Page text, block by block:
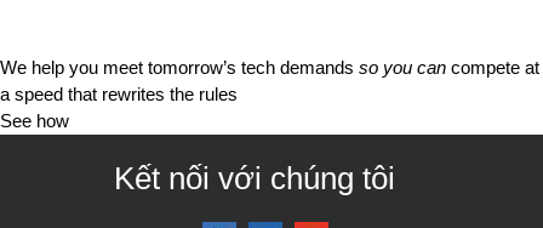
We help you meet tomorrow’s tech demands so you can compete at
a speed that rewrites the rules
See how
Kết nối với chúng tôi